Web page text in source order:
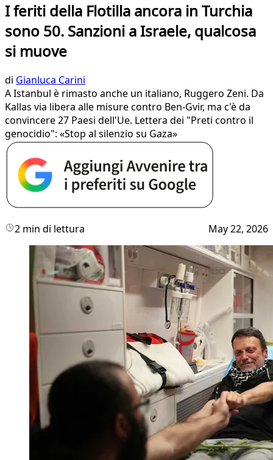
I feriti della Flotilla ancora in Turchia
sono 50. Sanzioni a Israele, qualcosa
si muove
di Gianluca Carini
A Istanbul è rimasto anche un italiano, Ruggero Zeni. Da
Kallas via libera alle misure contro Ben-Gvir, ma c'è da
convincere 27 Paesi dell'Ue. Lettera dei "Preti contro il
genocidio": «Stop al silenzio su Gaza»
2 min di lettura May 22, 2026